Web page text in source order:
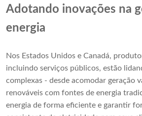
Adotando inovações na
energia
Nos Estados Unidos e Canadá,
incluindo serviços públicos, estão
complexas - desde acomodar geração
renováveis ​​com fontes de energia
energia de forma eficiente e garantir